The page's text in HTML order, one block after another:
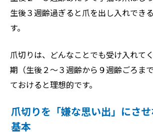
生後３週齢過ぎると爪を出し入れでき
す。
爪切りは、どんなことでも受け入れて
期（生後２～３週齢から９週齢ごろま
ておけると理想的です。
爪切りを「嫌な思い出」にさ
基本